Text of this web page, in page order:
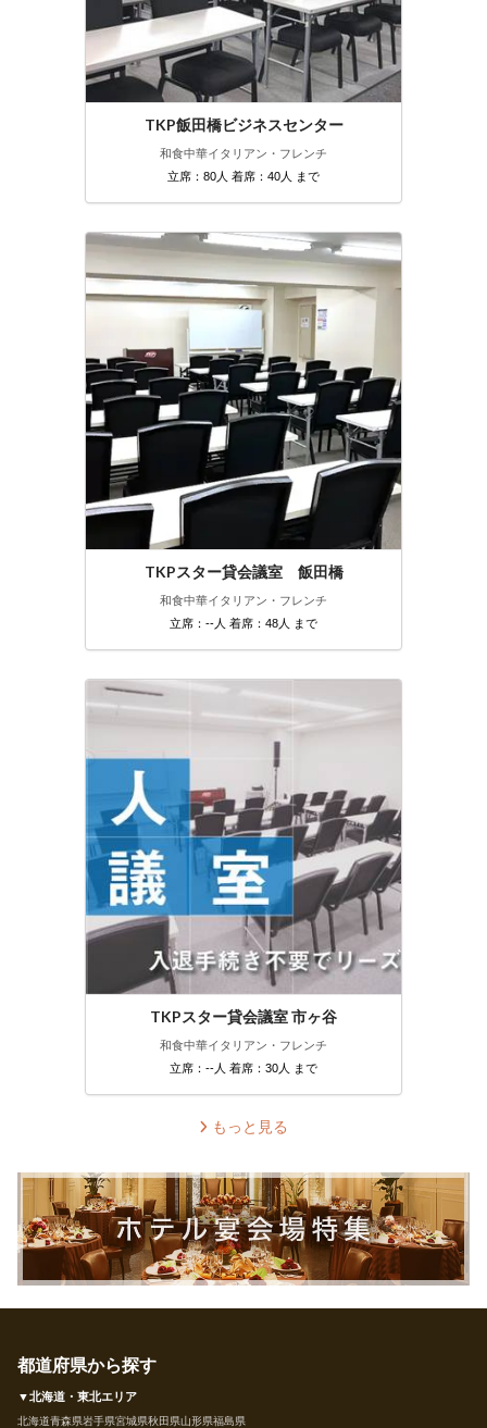
TKP飯田橋ビジネスセンター
和食中華イタリアン・フレンチ
立席：80人 着席：40人 まで
TKPスター貸会議室 飯田橋
和食中華イタリアン・フレンチ
立席：--人 着席：48人 まで
TKPスター貸会議室 市ヶ谷
和食中華イタリアン・フレンチ
立席：--人 着席：30人 まで
もっと見る
都道府県から探す
▼北海道・東北エリア
北海道青森県岩手県宮城県秋田県山形県福島県